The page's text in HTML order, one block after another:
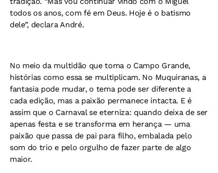
todos os anos, com fé em Deus. Hoje é o batismo
dele”, declara André.
No meio da multidão que toma o Campo Grande,
histórias como essa se multiplicam. No Muquiranas, a
fantasia pode mudar, o tema pode ser diferente a
cada edição, mas a paixão permanece intacta. E é
assim que o Carnaval se eterniza: quando deixa de ser
apenas festa e se transforma em herança — uma
paixão que passa de pai para filho, embalada pelo
som do trio e pelo orgulho de fazer parte de algo
maior.